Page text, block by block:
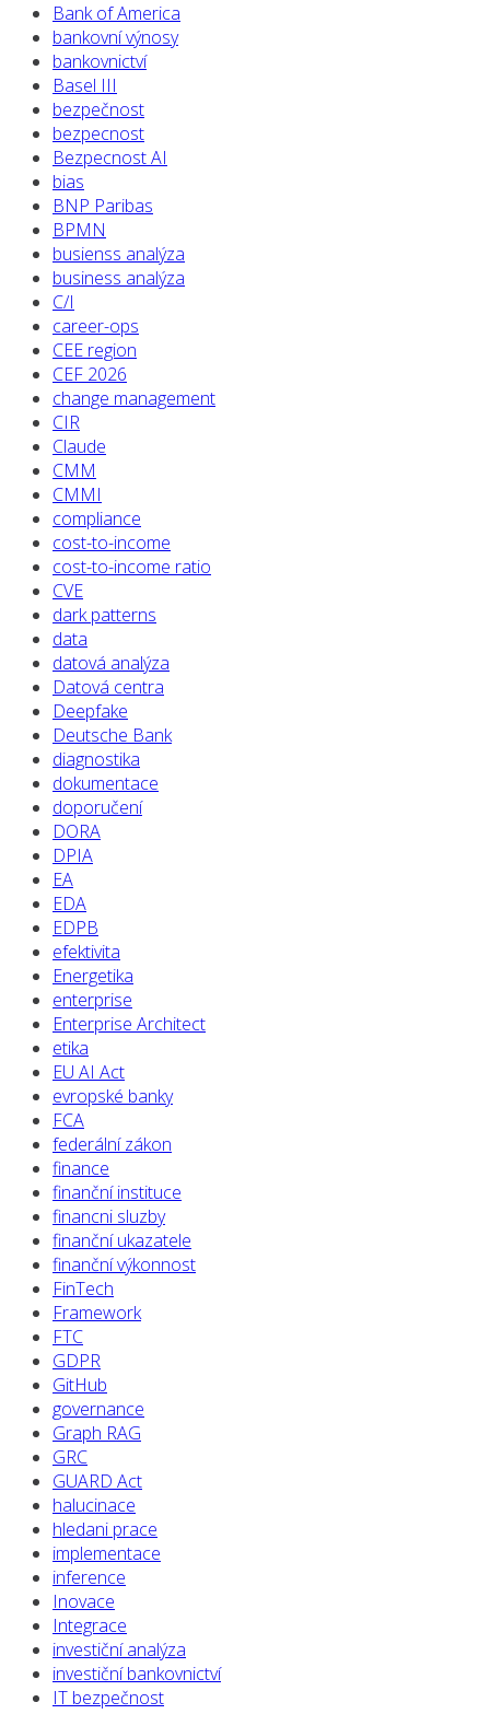
Bank of America
bankovní výnosy
bankovnictví
Basel III
bezpečnost
bezpecnost
Bezpecnost AI
bias
BNP Paribas
BPMN
busienss analýza
business analýza
C/I
career-ops
CEE region
CEF 2026
change management
CIR
Claude
CMM
CMMI
compliance
cost-to-income
cost-to-income ratio
CVE
dark patterns
data
datová analýza
Datová centra
Deepfake
Deutsche Bank
diagnostika
dokumentace
doporučení
DORA
DPIA
EA
EDA
EDPB
efektivita
Energetika
enterprise
Enterprise Architect
etika
EU AI Act
evropské banky
FCA
federální zákon
finance
finanční instituce
financni sluzby
finanční ukazatele
finanční výkonnost
FinTech
Framework
FTC
GDPR
GitHub
governance
Graph RAG
GRC
GUARD Act
halucinace
hledani prace
implementace
inference
Inovace
Integrace
investiční analýza
investiční bankovnictví
IT bezpečnost